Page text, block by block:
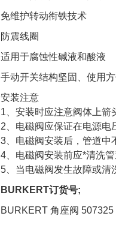
免维护转动衔铁技术
防震线圈
适用于腐蚀性碱液和酸液
手动开关结构坚固、使用
安装注意
1、安装时应注意阀体上箭
2、电磁阀应保证在电源电
3、电磁阀安装后，管道中
4、电磁阀安装前应*清洗
5、当电磁阀发生故障或清
BURKERT订货号;
BURKERT 角座阀 507325